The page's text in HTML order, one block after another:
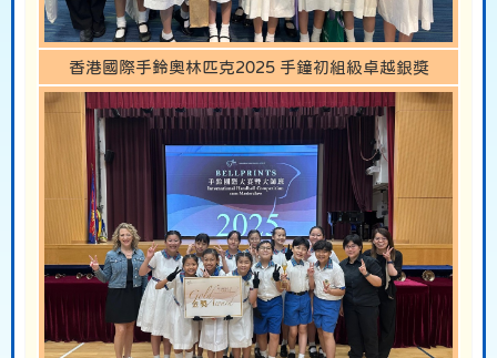
香港國際手鈴奧林匹克2025 手鐘初組級卓越銀獎